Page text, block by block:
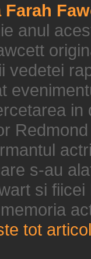
Farah
anul
vedetei
s-au
si fiicei
tot